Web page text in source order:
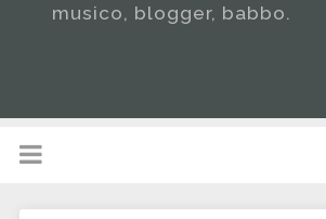
musico, blogger, babbo.